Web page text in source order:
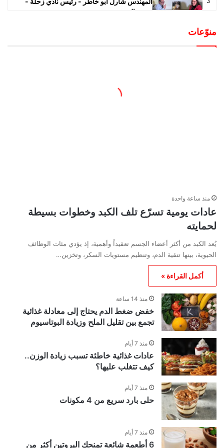
مونتريال
4 مقابلة مع نائب رئيس نادي زحلة - مونتريال
المخرجة والممثلة رانيا الحلو
19:22 فبراير 17, 2025
مقابلة خاصة مع روبير خاطر
25:20فبراير 9, 2025
9
مقابلة خاصة مع د. كميل نصار رئيس مجلس ادارة
Nascom group
23:21 فبراير 4, 2025
10
28:53 يناير 19, 2025
مع الشاعر الزجلي والـ
19:19 يناير 10, 2025
انطوان ناصيف راعي ابرشية كندا للسريان
منوّعات
منذ ساعة واحدة
عادات يومية تسرّع تلف الكبد وخطوات بسيطة
لحمايته
يُعد الكبد من أكثر أعضاء الجسم تعقيداً وأهمية، إذ يؤدي مئات الوظائف
الحيوية، بينها تنقية الدم، وتنظيم مستويات السكر، وتخزين…
أكمل القراءة »
منذ 14 ساعة
خفض ضغط الدم يحتاج إلى معادلة غذائية
تجمع بين تقليل الملح وزيادة البوتاسيوم
منذ 7 أيام
عادات غذائية خاطئة تسبب زيادة الوزن..
كيف تتغلب عليها؟
منذ 7 أيام
حلى بارد سريع من 4 مكونات
منذ 7 أيام
6 أطعمة شائعة تمنحك البروتين أكثر من